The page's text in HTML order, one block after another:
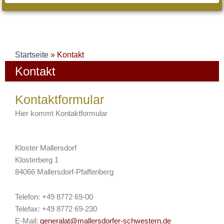
Startseite » Kontakt
Kontakt
Kontaktformular
Hier kommt Kontaktformular
Kloster Mallersdorf
Klosterberg 1
84066 Mallersdorf-Pfaffenberg
Telefon: +49 8772 69-00
Telefax: +49 8772 69-230
E-Mail: generalat@mallersdorfer-schwestern.de